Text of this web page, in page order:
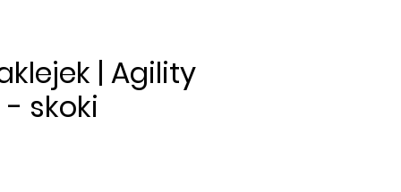
| Agility
skoki